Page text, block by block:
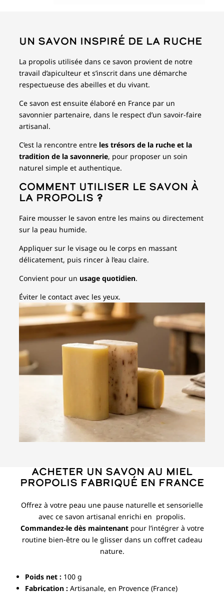
Un savon inspiré de la ruche
La propolis utilisée dans ce savon provient de notre
travail d’apiculteur et s’inscrit dans une démarche
respectueuse des abeilles et du vivant.
Ce savon est ensuite élaboré en France par un
savonnier partenaire, dans le respect d’un savoir-faire
artisanal.
C’est la rencontre entre les trésors de la ruche et la
tradition de la savonnerie, pour proposer un soin
naturel simple et authentique.
Comment utiliser le savon à
la propolis ?
Faire mousser le savon entre les mains ou directement
sur la peau humide.
Appliquer sur le visage ou le corps en massant
délicatement, puis rincer à l’eau claire.
Convient pour un usage quotidien.
Éviter le contact avec les yeux.
Acheter un savon au miel
propolis fabriqué en France
Offrez à votre peau une pause naturelle et sensorielle
avec ce savon artisanal enrichi en propolis.
Commandez-le dès maintenantpour l’intégrer à votre
routine bien-être ou le glisser dans un coffret cadeau
nature.
Poids net : 100 g
Fabrication : Artisanale, en Provence (France)